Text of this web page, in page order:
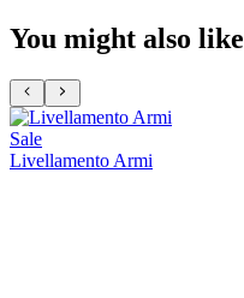
You might also like
Sale
Livellamento Armi